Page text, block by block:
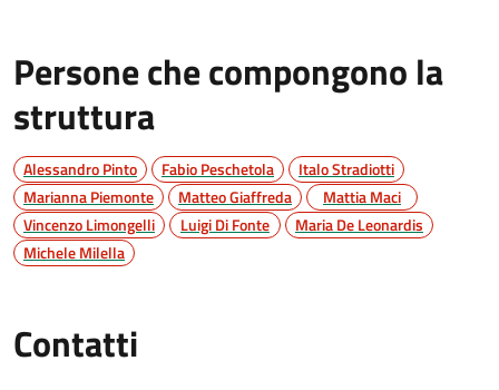
Persone che compongono la
struttura
Alessandro Pinto Fabio Peschetola
Italo Stradiotti
Marianna Piemonte
Matteo Giaffreda
Mattia Maci
Vincenzo Limongelli
Luigi Di Fonte
Maria De Leonardis
Michele Milella
Contatti